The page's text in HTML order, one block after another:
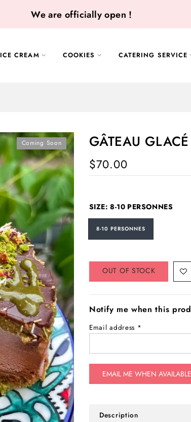
We are officially open !
ICE CREAM COOKIES CATERING SERVICE
Coming Soon GÂTEAU
$70.00
SIZE:8-10 PERSONNES
8-10 PERSONNES
OUT OF STOCK
Notify me when this
Email address *
Description